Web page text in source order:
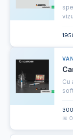
Cu
pe
📅